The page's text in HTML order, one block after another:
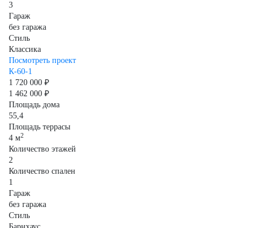
3
Гараж
без гаража
Стиль
Классика
Посмотреть проект
К-60-1
1 720 000 ₽
1 462 000 ₽
Площадь дома
55,4
Площадь террасы
4 м2
Количество этажей
2
Количество спален
1
Гараж
без гаража
Стиль